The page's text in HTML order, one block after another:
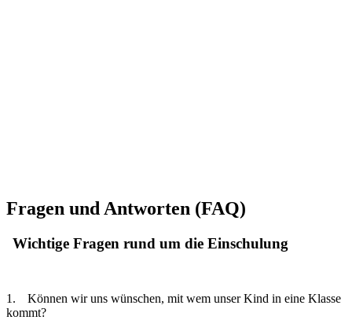
Fragen und Antworten (FAQ)
Wichtige Fragen rund um die Einschulung
1.
Können wir uns wünschen, mit wem unser Kind in eine Klasse
kommt?